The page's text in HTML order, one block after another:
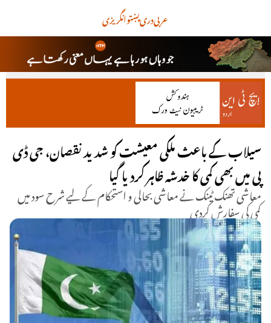
انگریزیپښتودریعربی
سیلاب کے باعث ملکی معیشت کو شدید نقصان، جی ڈی
پی میں بھی کمی کا خدشہ ظاہر کردیا گیا
معاشی تھنک ٹینک نے معاشی بحالی و استحکام کے لیے شرح سود میں
کمی کی سفارش کردی